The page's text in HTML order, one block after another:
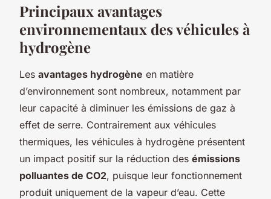
Principaux avantages
environnementaux des véhicules à
hydrogène
Les avantages hydrogène en matière
d’environnement sont nombreux, notamment par
leur capacité à diminuer les émissions de gaz à
effet de serre. Contrairement aux véhicules
thermiques, les véhicules à hydrogène présentent
un impact positif sur la réduction des émissions
polluantes de CO2, puisque leur fonctionnement
produit uniquement de la vapeur d’eau. Cette